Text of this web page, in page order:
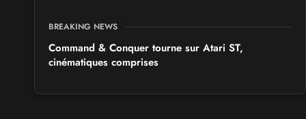
BREAKING NEWS
Command & Conquer tourne sur Atari ST,
cinématiques comprises